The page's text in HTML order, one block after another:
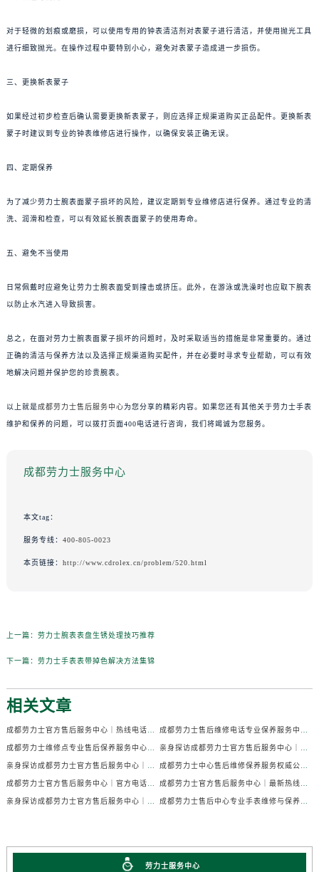
对于轻微的划痕或磨损，可以使用专用的钟表清洁剂对表蒙子进行清洁，并使用抛光工具
进行细致抛光。在操作过程中要特别小心，避免对表蒙子造成进一步损伤。
三、更换新表蒙子
如果经过初步检查后确认需要更换新表蒙子，则应选择正规渠道购买正品配件。更换新表
蒙子时建议到专业的钟表维修店进行操作，以确保安装正确无误。
四、定期保养
为了减少劳力士腕表面蒙子损坏的风险，建议定期到专业维修店进行保养。通过专业的清
洗、润滑和检查，可以有效延长腕表面蒙子的使用寿命。
五、避免不当使用
日常佩戴时应避免让劳力士腕表面受到撞击或挤压。此外，在游泳或洗澡时也应取下腕表
以防止水汽进入导致损害。
总之，在面对劳力士腕表面蒙子损坏的问题时，及时采取适当的措施是非常重要的。通过
正确的清洁与保养方法以及选择正规渠道购买配件，并在必要时寻求专业帮助，可以有效
地解决问题并保护您的珍贵腕表。
以上就是成都劳力士售后服务中心为您分享的精彩内容。如果您还有其他关于劳力士手表
维护和保养的问题，可以拨打页面400电话进行咨询，我们将竭诚为您服务。
成都劳力士服务中心
本文tag：
服务专线： 400-805-0023
本页链接： http://www.cdrolex.cn/problem/520.html
上一篇： 劳力士腕表表盘生锈处理技巧推荐
下一篇： 劳力士手表表带掉色解决方法集锦
相关文章
劳力士服务中心